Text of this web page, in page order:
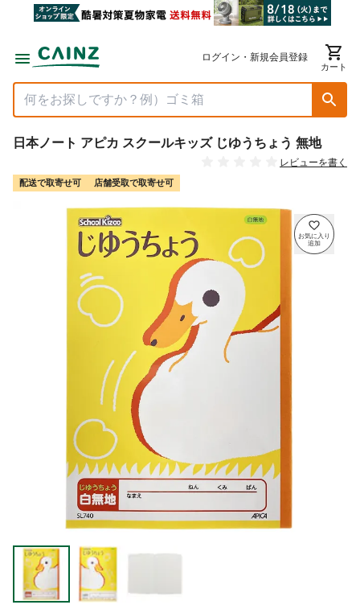
ログイン・新規会員登録
カート
日本ノート アピカ スクールキッズ じゆうちょう 無地
レビューを書く
配送で取寄せ可 店舗受取で取寄せ可